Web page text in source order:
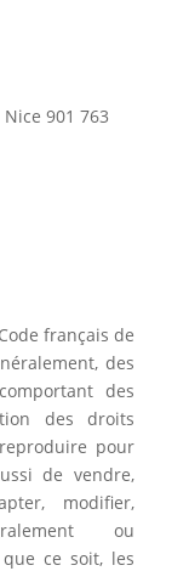
901 763
français de
des
des
des droits
pour
de vendre,
modifier,
ou
ce soit, les